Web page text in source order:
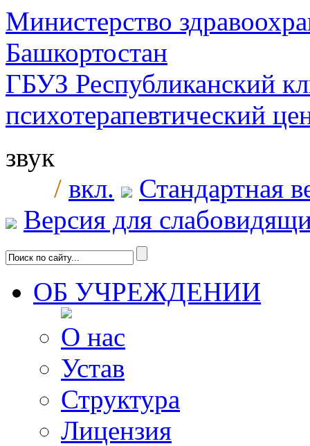
Министерство
Башкортостан
ГБУЗ Республиканский
психотерапевтический
звук
/ вкл.
Стандартная
Версия для
ОБ УЧРЕЖДЕНИИ
О нас
Устав
Структура
Лицензия